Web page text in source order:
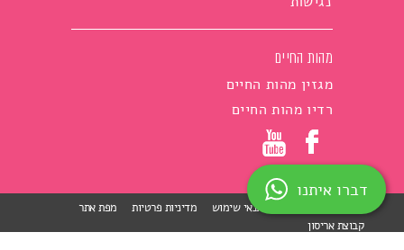
מהות החיים
מגזין מהות החיים
רדיו מהות החיים
תנאי שימוש מדיניות פרטיות
מפת אתר
קבוצת אריסון
דברו איתנו